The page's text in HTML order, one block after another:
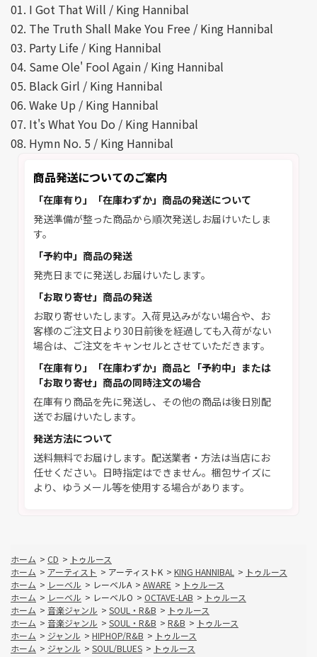
01. I Got That Will / King Hannibal
02. The Truth Shall Make You Free / King Hannibal
03. Party Life / King Hannibal
04. Same Ole' Fool Again / King Hannibal
05. Black Girl / King Hannibal
06. Wake Up / King Hannibal
07. It's What You Do / King Hannibal
08. Hymn No. 5 / King Hannibal
商品発送についてのご案内
「在庫有り」「在庫わずか」商品の発送について
発送準備が整った商品から順次発送しお届けいたしま
す。
「予約中」商品の発送
発売日までに発送しお届けいたします。
「お取り寄せ」商品の発送
お取り寄せいたします。入荷見込みがない場合や、お
客様のご注文日より30日前後を経過しても入荷がない
場合は、ご注文をキャンセルとさせていただきます。
「在庫有り」「在庫わずか」商品と「予約中」または
「お取り寄せ」商品の同時注文の場合
在庫有り商品を先に発送し、その他の商品は後日別配
送でお届けいたします。
発送方法について
送料無料でお届けします。配送業者・方法は当店にお
任せください。日時指定はできません。梱包サイズに
より、ゆうメール等を使用する場合があります。
ホーム > CD > トゥルース
ホーム > アーティスト > アーティストK > KING HANNIBAL > トゥルース
ホーム > レーベル > レーベルA > AWARE > トゥルース
ホーム > レーベル > レーベルO > OCTAVE-LAB > トゥルース
ホーム > 音楽ジャンル > SOUL・R&B > トゥルース
ホーム > 音楽ジャンル > SOUL・R&B > R&B > トゥルース
ホーム > ジャンル > HIPHOP/R&B > トゥルース
ホーム > ジャンル > SOUL/BLUES > トゥルース